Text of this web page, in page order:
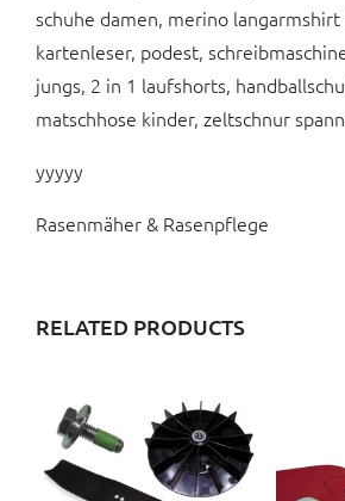
schuhe damen, merino langarmshirt
kartenleser, podest,
jungs, 2 in 1 laufshorts,
matschhose kinder, zeltschnur
yyyyy
Rasenmäher & Rasenpflege
RELATED PRODUCTS